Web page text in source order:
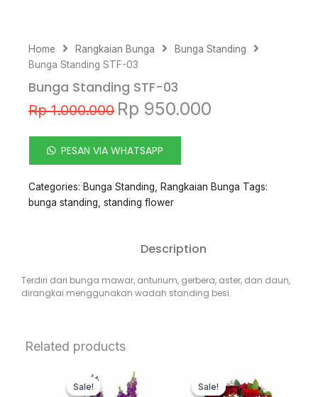
Home Rangkaian Bunga
Bunga Standing
Bunga Standing STF-03
Bunga Standing STF-03
Rp1.000.000
Original
price
Rp 950.000
PESAN VIA WHATSAPP
Categories: Bunga Standing Rangkaian Bunga Tags:
bunga standing standing flower
Description
Terdiri dari bunga mawar, anturium, gerbera, aster, dan daun,
dirangkai menggunakan wadah standing besi.
Related products
Sale!
Sale!
Original
price
was:
Sale!
Sale!
price
was: